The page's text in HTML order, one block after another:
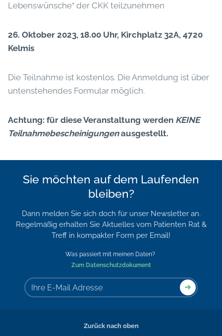
Lebenswünsche“ der CKK teilzunehmen
26. Oktober 2023, 18.00 Uhr, Kirchplatz 32A, 4720
Kelmis
Die Teilnahme ist kostenlos. Die Anmeldung ist über
untenstehendes Formular möglich.
Achtung: für diese Veranstaltung werden KEINE
Teilnahmebescheinigungenausgestellt.
Sie möchten auf dem Laufenden
bleiben?
Dann melden Sie sich doch für unser Newsletter an.
Regelmäßig erhalten Sie Aktuelles vom Patienten Rat &
Treff in kompakter Form per Email!
Was passiert mit meinen Daten?
Zum Datenschutzdokument
Zurück nach oben